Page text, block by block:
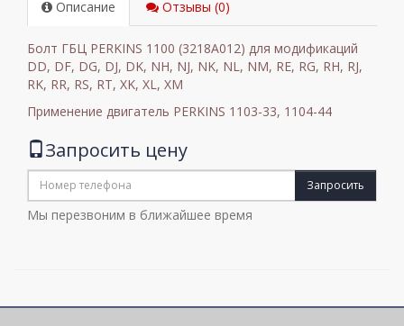
Описание Отзывы (0)
Болт ГБЦ PERKINS 1100 (3218A012) для модификаций
DD, DF, DG, DJ, DK, NH, NJ, NK, NL, NM, RE, RG, RH, RJ,
RK, RR, RS, RT, XK, XL, XM
Применение двигатель PERKINS 1103-33, 1104-44
Запросить цену
Запросить
Мы перезвоним в ближайшее время